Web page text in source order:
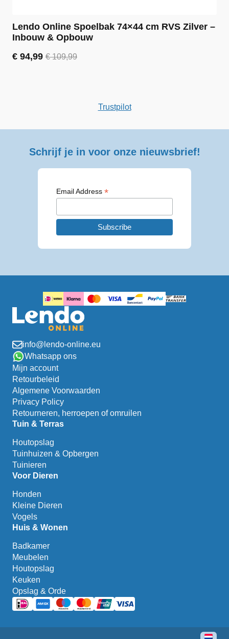
Lendo Online Spoelbak 74×44 cm RVS Zilver –
Inbouw & Opbouw
€109,99
Oorspronkelijke
€ 94,99
Huidige
Trustpilot
Schrijf je in voor onze nieuwsbrief!
Email Address *
info@lendo-online.eu
Whatsapp ons
Mijn account
Retourbeleid
Algemene Voorwaarden
Privacy Policy
Retourneren, herroepen of omruilen
Tuin & Terras
Houtopslag
Tuinhuizen & Opbergen
Tuinieren
Voor Dieren
Honden
Kleine Dieren
Vogels
Huis & Wonen
Badkamer
Meubelen
Houtopslag
Keuken
Opslag & Orde